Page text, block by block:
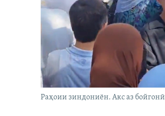
Раҳоии зиндониён. Акс аз бойгонӣ